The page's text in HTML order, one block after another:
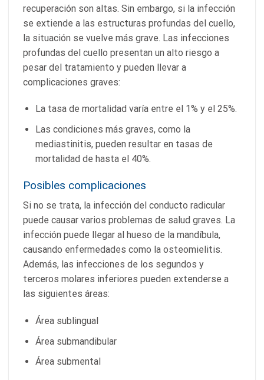
recuperación son altas. Sin embargo, si la infección
se extiende a las estructuras profundas del cuello,
la situación se vuelve más grave. Las infecciones
profundas del cuello presentan un alto riesgo a
pesar del tratamiento y pueden llevar a
complicaciones graves:
La tasa de mortalidad varía entre el 1% y el 25%.
Las condiciones más graves, como la
mediastinitis, pueden resultar en tasas de
mortalidad de hasta el 40%.
Posibles complicaciones
Si no se trata, la infección del conducto radicular
puede causar varios problemas de salud graves. La
infección puede llegar al hueso de la mandíbula,
causando enfermedades como la osteomielitis.
Además, las infecciones de los segundos y
terceros molares inferiores pueden extenderse a
las siguientes áreas:
Área sublingual
Área submandibular
Área submental